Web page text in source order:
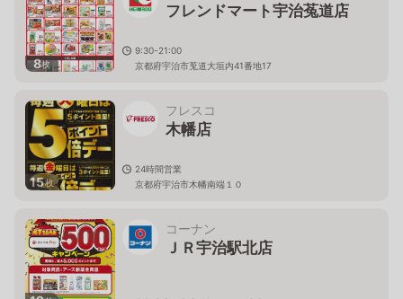
8枚
フレンドマート宇治菟道店
9:30-21:00
京都府宇治市莵道大垣内41番地17
15枚
フレスコ
木幡店
24時間営業
京都府宇治市木幡南端１０
コーナン
ＪＲ宇治駅北店